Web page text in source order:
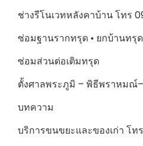
ช่างรีโนเวทหลังคาบ้าน โทร
ซ่อมฐานรากทรุด • ยกบ้านทรุด
ซ่อมส่วนต่อเติมทรุด
ตั้งศาลพระภูมิ – พิธีพราหมณ์–
บทความ
บริการขนขยะและของเก่า โ